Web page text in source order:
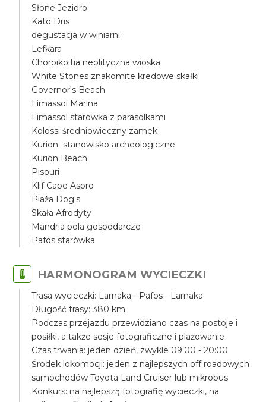
Słone Jezioro
Kato Dris
degustacja w winiarni
Lefkara
Choroikoitia neolityczna wioska
White Stones znakomite kredowe skałki
Governor's Beach
Limassol Marina
Limassol starówka z parasolkami
Kolossi średniowieczny zamek
Kurion stanowisko archeologiczne
Kurion Beach
Pisouri
Klif Cape Aspro
Plaża Dog's
Skała Afrodyty
Mandria pola gospodarcze
Pafos starówka
HARMONOGRAM WYCIECZKI
Trasa wycieczki: Larnaka - Pafos - Larnaka
Długość trasy: 380 km
Podczas przejazdu przewidziano czas na postoje i
posiłki, a także sesje fotograficzne i plażowanie
Czas trwania: jeden dzień, zwykle 09:00 - 20:00
Środek lokomocji: jeden z najlepszych off roadowych
samochodów Toyota Land Cruiser lub mikrobus
Konkurs: na najlepszą fotografię wycieczki, na